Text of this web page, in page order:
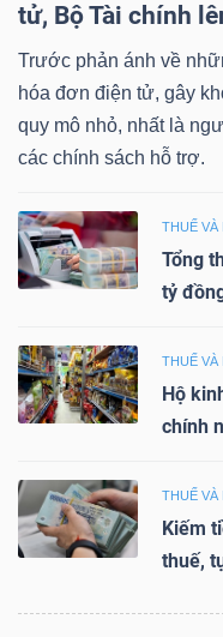
tử, Bộ Tài chính
Trước phản ánh về
hóa đơn điện tử, gây
quy mô nhỏ, nhất là
các chính sách hỗ trợ.
THUẾ VÀ
Tổng
tỷ
THUẾ VÀ
Hộ
chính
THUẾ VÀ
Kiếm
thuế,